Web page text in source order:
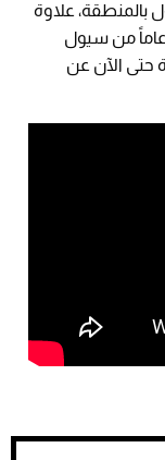
بالمنطقة، علاوة
على انتشال جثـة مواطن يبلغ من العمر 65 عاماً من سيول
حتى الآن عن